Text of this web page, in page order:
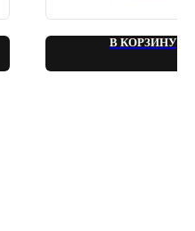
В КОРЗИНУ